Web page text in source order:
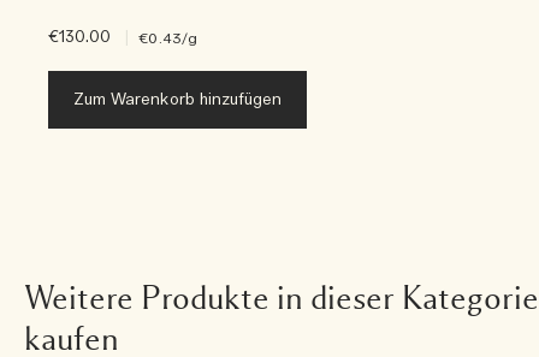
€130.00 €0.43/g
Zum Warenkorb hinzufügen
Weitere Produkte in dieser Kategorie
kaufen